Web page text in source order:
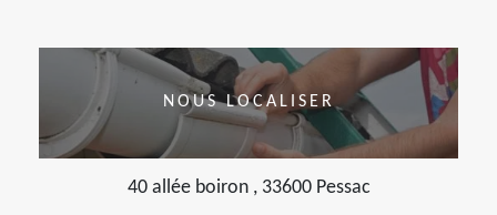
NOUS LOCALISER
40 allée boiron , 33600 Pessac